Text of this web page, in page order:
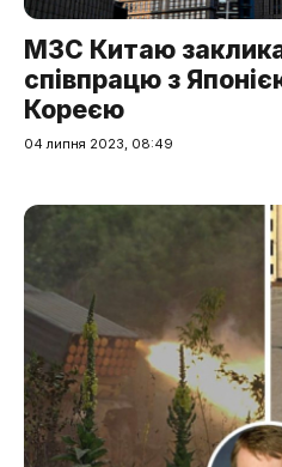
МЗС Китаю
співпрацю з
Кореєю
04 липня 2023, 08:49